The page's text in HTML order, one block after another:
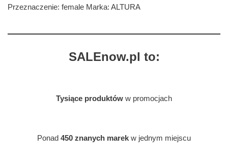
Przeznaczenie: female Marka: ALTURA
SALEnow.pl to:
Tysiące produktów w promocjach
Ponad 450 znanych marek w jednym miejscu